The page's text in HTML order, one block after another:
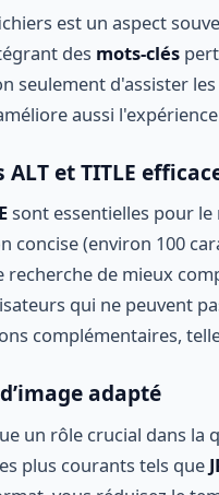
est un aspect
des mots-clés
seulement d'assister
aussi
et TITLE
sont essentielles pour
concise (environ 100
recherche de mieux
qui ne peuvent
complémentaires,
adapté
un rôle crucial dans la
plus courants tels que